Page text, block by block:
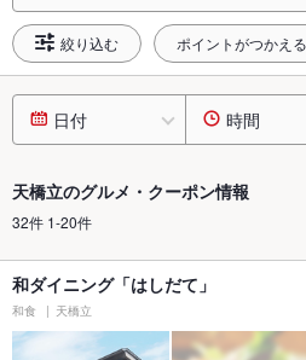
絞り込む ポイントがつかえる
日付 時間
天橋立のグルメ・クーポン情報
32件 1-20件
和ダイニング「はしだて」
和食 天橋立